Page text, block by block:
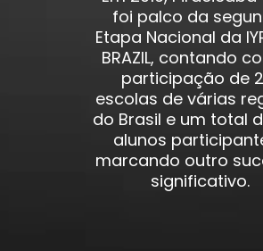
foi palco da
Etapa Nacional da
BRAZIL, contando
participação de
escolas de várias
do Brasil e um total
alunos
marcando outro
significativo.